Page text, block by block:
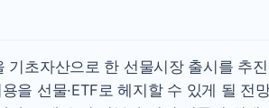
우크라 드
동해해경,
기초자산으로 한 선물시장 출시를 추
을 선물·ETF로 헤지할 수 있게 될 전